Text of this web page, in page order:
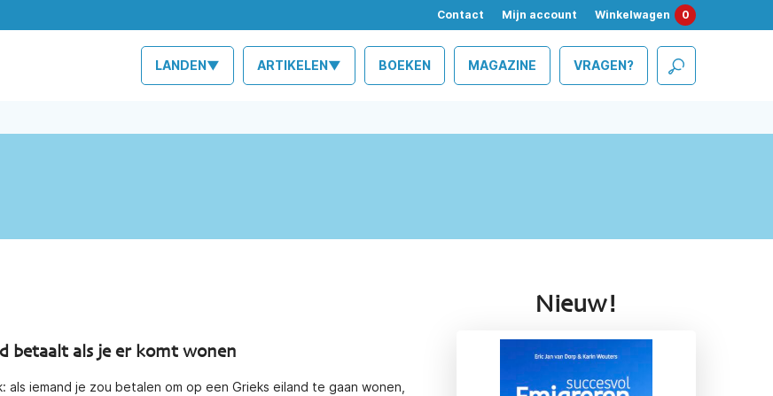
Contact Mijn account Winkelwagen 0
LANDEN▼ ARTIKELEN▼ BOEKEN MAGAZINE VRAGEN?
betaalt als je er komt wonen
als iemand je zou betalen om op een Grieks eiland te gaan wonen,
Nieuw!